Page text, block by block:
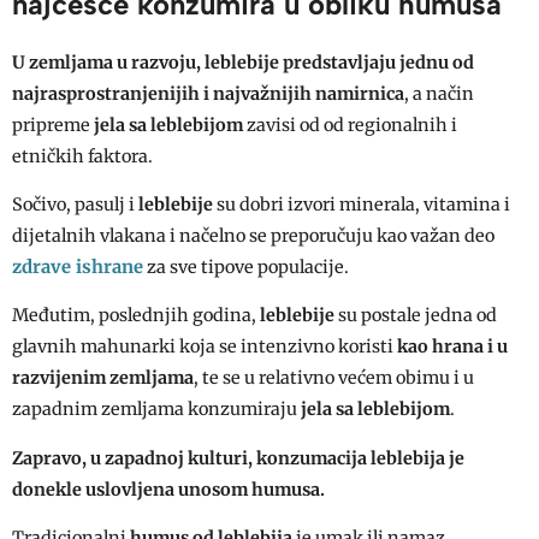
U zemljama u razvoju, leblebije predstavljaju jednu od
najrasprostranjenijih i najvažnijih namirnica, a način
pripreme jela sa leblebijomzavisi od od regionalnih i
etničkih faktora.
Sočivo, pasulj ileblebijesu dobri izvori minerala, vitamina i
dijetalnih vlakana i načelno se preporučuju kao važan deo
zdrave ishraneza sve tipove populacije.
Međutim, poslednjih godina, leblebijesu postale jedna od
glavnih mahunarki koja se intenzivno koristikao hrana i u
razvijenim zemljama, te se u relativno većem obimu i u
zapadnim zemljama konzumirajujela sa leblebijom.
Zapravo, u zapadnoj kulturi, konzumacija leblebija je
donekle uslovljena unosom humusa.